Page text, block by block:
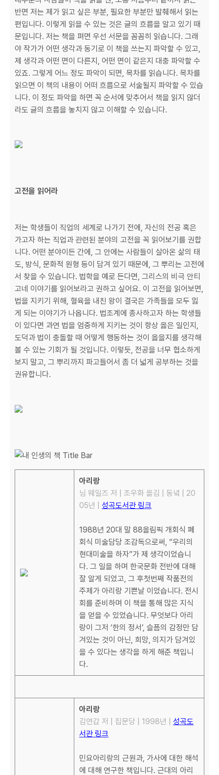
반면 저는 제가 읽고 싶은 부분, 필요한 부분만 발췌해서 읽는
편입니다. 이렇게 읽을 수 있는 것은 글의 흐름을 알고 있기 때
문입니다. 저는 책을 펴면 우선 서문을 꼼꼼히 읽습니다. 그래
야 작가가 어떤 생각과 동기로 이 책을 쓰는지 파악할 수 있고,
제 생각과 어떤 면이 다른지, 어떤 면이 같은지 대충 파악할 수
있죠. 그렇게 어느 정도 파악이 되면, 목차를 읽습니다. 목차를
읽으면 이 책의 내용이 어떠 흐름으로 서술될지 파악할 수 있습
니다. 이 정도 파악을 하면 꼭 순서에 맞추어서 책을 읽지 않더
라도 글의 흐름을 놓치지 않고 이해할 수 있습니다.
고전을 읽어라
저는 학생들이 직업의 세계로 나가기 전에, 자신의 전공 혹은
가고자 하는 직업과 관련된 분야의 고전을 꼭 읽어보기를 권합
니다. 어떤 분야이든 간에, 그 안에는 사람들이 살아온 삶의 태
도, 방식, 문화적 원형 등이 담겨 있기 때문에, 그 뿌리는 고전에
서 찾을 수 있습니다. 법학을 예로 든다면, 그리스의 비극 안티
고네 이야기를 읽어보라고 권하고 싶어요. 이 고전을 읽어보면,
법을 지키기 위해, 혈육을 내친 왕이 결국은 가족들을 모두 잃
게 되는 이야기가 나옵니다. 법조계에 종사하고자 하는 학생들
이 있다면 과연 법을 엄중하게 지키는 것이 항상 옳은 일인지,
도덕과 법이 충돌할 때 어떻게 행동하는 것이 옳을지를 생각해
볼 수 있는 기회가 될 것입니다. 이렇듯, 전공을 너무 협소하게
보지 말고, 그 뿌리까지 파고들어서 좀 더 넓게 공부하는 것을
권유합니다.
아리랑
님 웨일즈 저 | 조우화 옮김 | 동녘 | 20
05년 | 성곡도서관 링크
1988년 20대 말 88올림픽 개회식 폐
회식 미술담당 조감독으로써, “우리의
현대미술을 하자”가 제 생각이었습니
다. 그 일을 하며 한국문화 전반에 대해
잘 알게 되었고, 그 후첫번째 작품전의
주제가 아리랑 기쁜날 이었습니다. 전시
회를 준비하며 이 책을 통해 많은 지식
을 얻을 수 있었습니다. 무엇보다 아리
랑이 그저 ‘한의 정서’, 슬픔의 감정만 담
겨있는 것이 아닌, 희망, 의지가 담겨있
을 수 있다는 생각을 하게 해준 책입니
다.
아리랑
김연갑 저 | 집문당 | 1998년 | 성곡도
서관 링크
민요아리랑의 근원과, 가사에 대한 해석
에 대해 연구한 책입니다. 근대의 아리